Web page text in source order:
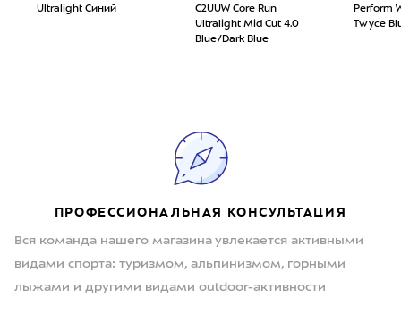
Ultralight Синий
C2UUW Core Run
Ultralight Mid Cut 4.0
Blue/Dark Blue
Perform
Twyce
ПРОФЕССИОНАЛЬНАЯ КОНСУЛЬТАЦИЯ
Вся команда нашего магазина увлекается активными
видами спорта: туризмом, альпинизмом, горными
лыжами и другими видами outdoor-активности